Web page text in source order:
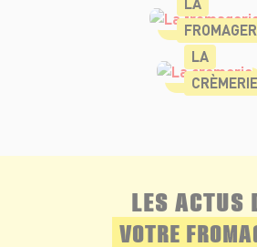
LA
CRÈMERIE
LES ACTUS
VOTRE